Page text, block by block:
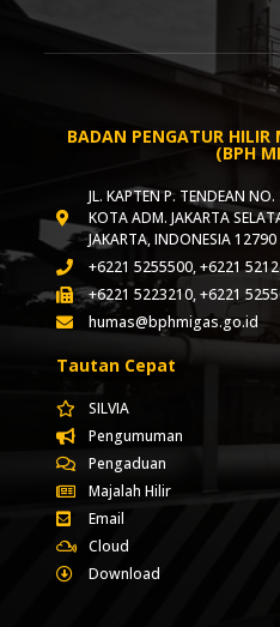
BADAN PENGATUR
(BPH
JL. KAPTEN P. TENDEAN
KOTA ADM. JAKARTA
JAKARTA, INDONESIA 12790
+6221 5255500, +6221
+6221 5223210, +6221
humas@bphmigas.go.id
Tautan Cepat
SILVIA
Pengumuman
Pengaduan
Majalah Hilir
Email
Cloud
Download